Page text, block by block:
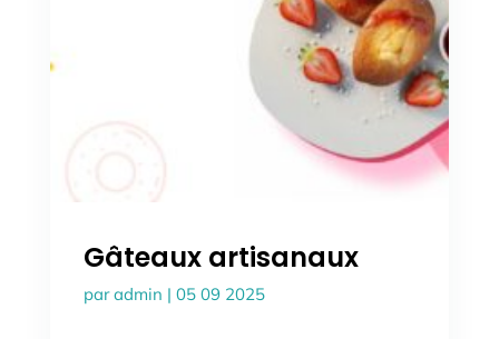
Gâteaux artisanaux
paradmin | 05 09 2025